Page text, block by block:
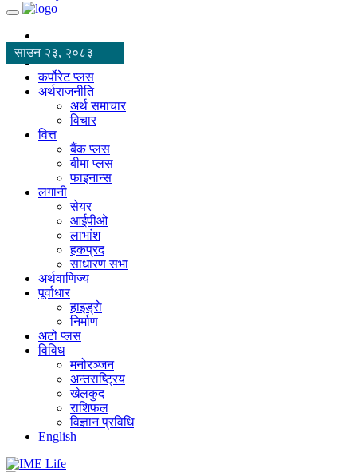
साउन २३, २०८३
कर्पोरेट प्लस
अर्थराजनीति
अर्थ समाचार
विचार
वित्त
बैंक प्लस
बीमा प्लस
फाइनान्स
लगानी
सेयर
आईपीओ
लाभांश
हकप्रद
साधारण सभा
अर्थवाणिज्य
पूर्वाधार
हाइड्राे
निर्माण
अटो प्लस
विविध
मनोरञ्जन
अन्तराष्ट्रिय
खेलकुद
राशिफल
विज्ञान प्रविधि
English